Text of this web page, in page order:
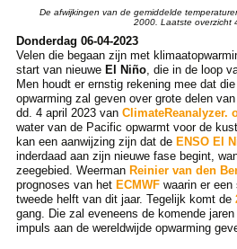
De afwijkingen van de gemiddelde
2000. Laatste overzicht
Donderdag 06-04-2023
Velen die begaan zijn met
start van nieuwe El Niño, die in de loop
Men houdt er ernstig rekening mee dat
opwarming zal geven over grote delen
dd. 4 april 2023 van ClimateReanalyzer.
water van de Pacific opwarmt voor de
kan een aanwijzing zijn dat de ENSO El
inderdaad aan zijn nieuwe fase begint,
zeegebied. WeermanReinier van den
prognoses van het ECMWFwaarin er een
tweede helft van dit jaar. Tegelijk komt de
gang. Die zal eveneens de komende
impuls aan de wereldwijde opwarming